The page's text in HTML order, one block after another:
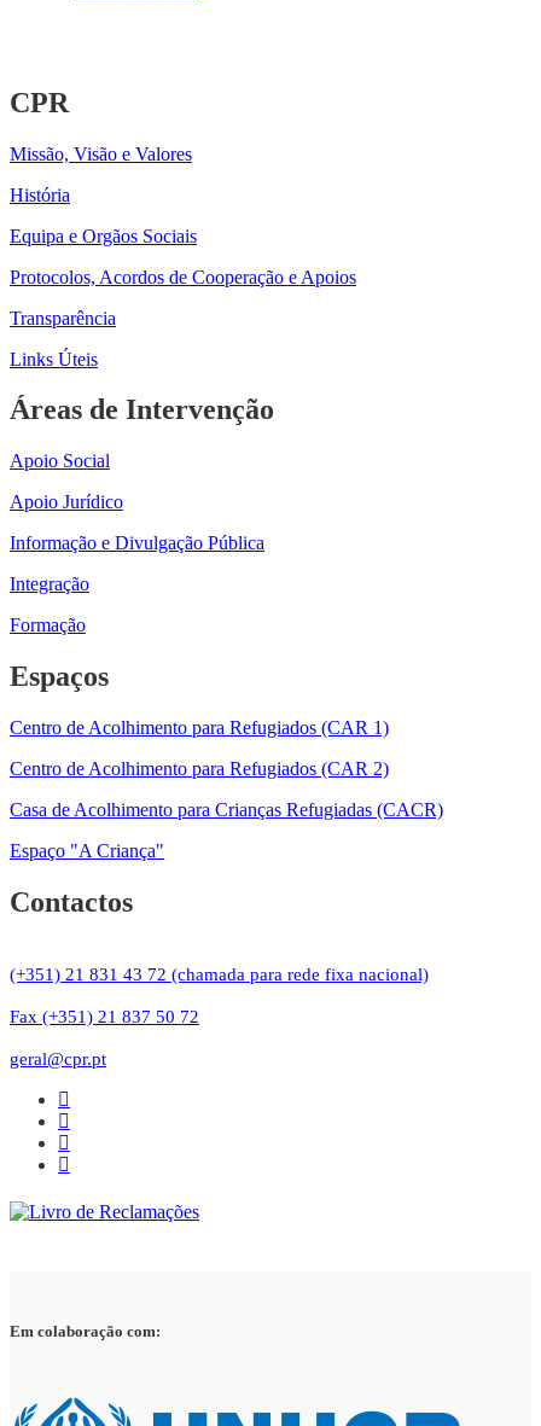
CPR
Missão, Visão e Valores
História
Equipa e Orgãos Sociais
Protocolos, Acordos de Cooperação e Apoios
Transparência
Links Úteis
Áreas de Intervenção
Apoio Social
Apoio Jurídico
Informação e Divulgação Pública
Integração
Formação
Espaços
Centro de Acolhimento para Refugiados (CAR 1)
Centro de Acolhimento para Refugiados (CAR 2)
Casa de Acolhimento para Crianças Refugiadas (CACR)
Espaço "A Criança"
Contactos
(+351) 21 831 43 72 (chamada para rede fixa nacional)
Fax (+351) 21 837 50 72
geral@cpr.pt
Em colaboração com: